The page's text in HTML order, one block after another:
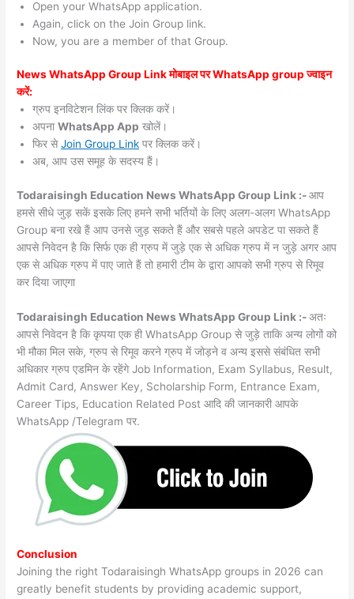
Open your WhatsApp application.
Again, click on the Join Group link.
Now, you are a member of that Group.
News WhatsApp Group Link मोबाइल पर WhatsApp group ज्वाइन
करें:
ग्रुप इनविटेशन लिंक पर क्लिक करें।
अपनाWhatsApp App खोलें।
फिर सेJoin Group Link पर क्लिक करें।
अब, आप उस समूह के सदस्य हैं।
Todaraisingh Education News WhatsApp Group Link :-आप
हमसे सीधे जुड़ सकें इसके लिए हमने सभी भर्तियों के लिए अलग-अलग WhatsApp
Group बना रखे हैं आप उनसे जुड़ सकते हैं और सबसे पहले अपडेट पा सकते हैं
आपसे निवेदन है कि सिर्फ एक ही ग्रुप में जुड़े एक से अधिक ग्रुप में न जुड़े अगर आप
एक से अधिक ग्रुप में पाए जाते हैं तो हमारी टीम के द्वारा आपको सभी ग्रुप से रिमूव
कर दिया जाएगा
Todaraisingh Education News WhatsApp Group Link :-अतः
आपसे निवेदन है कि कृपया एक ही WhatsApp Group से जुड़े ताकि अन्य लोगों को
भी मौका मिल सके, ग्रुप से रिमूव करने ग्रुप में जोड़ने व अन्य इससे संबंधित सभी
अधिकार ग्रुप एडमिन के रहेंगे Job Information, Exam Syllabus, Result,
Admit Card, Answer Key, Scholarship Form, Entrance Exam,
Career Tips, Education Related Post आदि की जानकारी आपके
WhatsApp /Telegram पर.
Conclusion
Joining the right Todaraisingh WhatsApp groups in 2026 can
greatly benefit students by providing academic support,